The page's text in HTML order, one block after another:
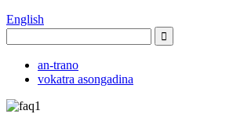
English
an-trano
vokatra asongadina